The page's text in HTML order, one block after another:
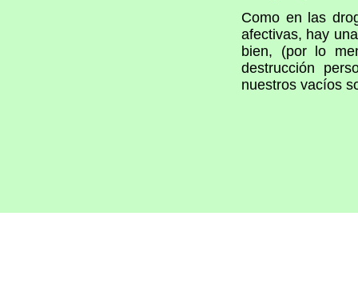
Como en las
afectivas, hay
bien, (por lo
destrucción
nuestros vacíos